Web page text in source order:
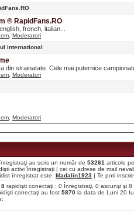
® RapidFans.RO
french, italian...
Moderatori
international
din strainatate. Cele mai puternice
Moderatori
Moderatori
au scris un număr de 53261 articole
activi înregistraţi | cei cu adrese de mail
înregistrat este: Madalin1923 | Te poti
8 rapidişti conectaţi : 0 Înregistraţi, 0 ascunşi şi
conectaţi au fost 5870 la data de Luni 20